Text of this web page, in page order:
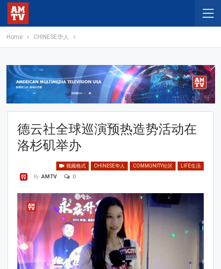
Home CHINESE华人
德云社全球巡演预热造势活动在
洛杉矶举办
视频格式 CHINESE华人 COMMUNITY社区 LIFE生活
By AMTV 0